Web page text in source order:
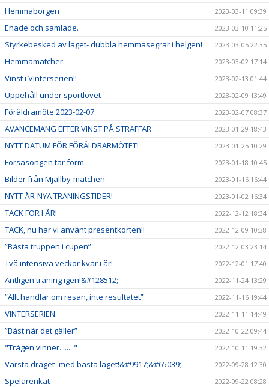
Hemmaborgen 2023-03-11 09:39
Enade och samlade. 2023-03-10 11:25
Styrkebesked av laget- dubbla hemmasegrar i helgen! 2023-03-05 22:35
Hemmamatcher 2023-03-02 17:14
Vinst i Vinterserien!! 2023-02-13 01:44
Uppehåll under sportlovet 2023-02-09 13:49
Föräldramöte 2023-02-07 2023-02-07 08:37
AVANCEMANG EFTER VINST PÅ STRAFFAR 2023-01-29 18:43
NYTT DATUM FÖR FÖRÄLDRARMÖTET! 2023-01-25 10:29
Försäsongen tar form 2023-01-18 10:45
Bilder från Mjällby-matchen 2023-01-16 16:44
NYTT ÅR-NYA TRÄNINGSTIDER! 2023-01-02 16:34
TACK FÖR I ÅR! 2022-12-12 18:34
TACK, nu har vi använt presentkorten!! 2022-12-09 10:38
”Bästa truppen i cupen” 2022-12-03 23:14
Två intensiva veckor kvar i år! 2022-12-01 17:40
Äntligen träning igen!&#128512; 2022-11-24 13:29
”Allt handlar om resan, inte resultatet” 2022-11-16 19:44
VINTERSERIEN. 2022-11-11 14:49
”Bäst när det gäller” 2022-10-22 09:44
"Trägen vinner........" 2022-10-11 19:32
Värsta draget- med bästa laget!&#9917;&#65039; 2022-09-28 12:30
Spelarenkät 2022-09-22 08:28